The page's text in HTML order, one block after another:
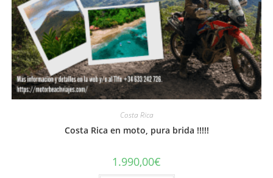
Costa Rica
Costa Rica en moto, pura brida !!!!!
1.990,00€